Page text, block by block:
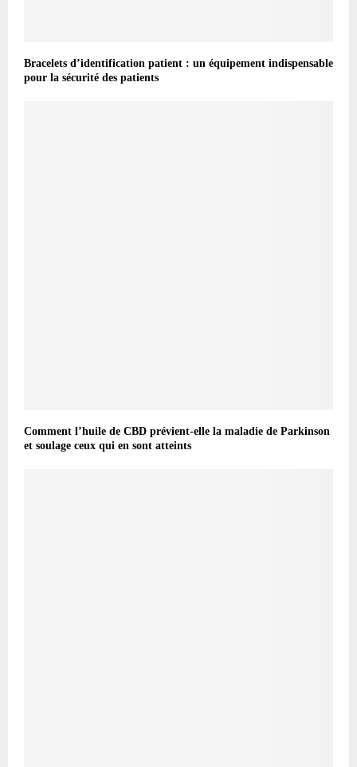
Bracelets d’identification patient : un équipement indispensable
pour la sécurité des patients
Comment l’huile de CBD prévient-elle la maladie de Parkinson
et soulage ceux qui en sont atteints